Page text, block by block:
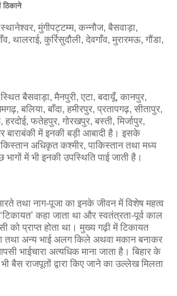
ठिकाने
मुंगीपट्टम्म, कन्नौज, बैसवाड़ा,
थालराई, कुर्रिसुदौली, देवगाँव, मुरारमऊ, गौंडा,
बैसवाड़ा, मैनपुरी, एटा, बदायूँ, कानपुर,
बलिया, बाँदा, हमीरपुर, प्रतापगढ़, सीतापुर,
फतेहपुर, गोरखपुर, बस्ती, मिर्जापुर,
बाराबंकी में इनकी बड़ी आबादी है। इसके
अधिकृत कश्मीर, पाकिस्तान तथा मध्य
में भी इनकी उपस्थिति पाई जाती है।
तथा नाग-पूजा का इनके जीवन में विशेष महत्व
कहा जाता था और स्वतंत्रता-पूर्व काल
को प्राप्त होता था। मुख्य गढ़ी में टिकायत
तथा अन्य भाई अलग किले अथवा मकान बनाकर
भाईचारा अत्यधिक माना जाता है। बिहार के
बैस राजपूतों द्वारा किए जाने का उल्लेख मिलता